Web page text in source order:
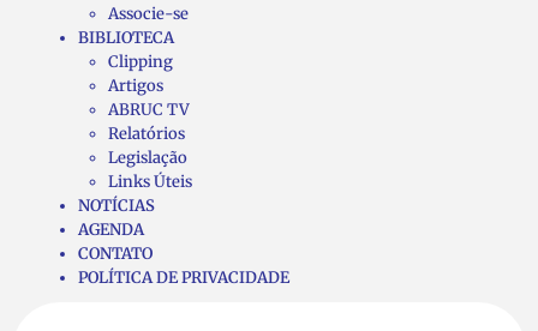
Associe-se
BIBLIOTECA
Clipping
Artigos
ABRUC TV
Relatórios
Legislação
Links Úteis
NOTÍCIAS
AGENDA
CONTATO
POLÍTICA DE PRIVACIDADE